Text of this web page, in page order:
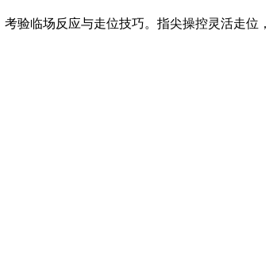
验临场反应与走位技巧。指尖操控灵活走位